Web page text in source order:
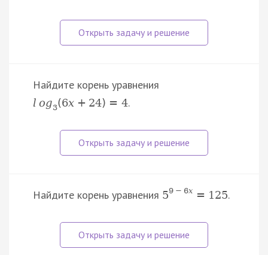
Найдите корень уравнения
l og3(6x + 24) = 4.
Найдите корень уравнения 59 − 6x = 125.